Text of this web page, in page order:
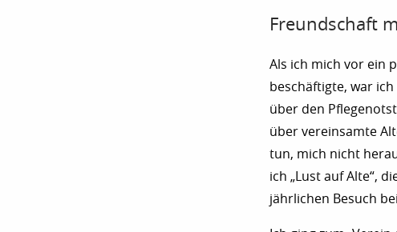
Freundschaft
Als ich mich vor ein
beschäftigte, war
über den
über vereinsamte
tun, mich nicht
ich „Lust auf Alte“,
jährlichen Besuch